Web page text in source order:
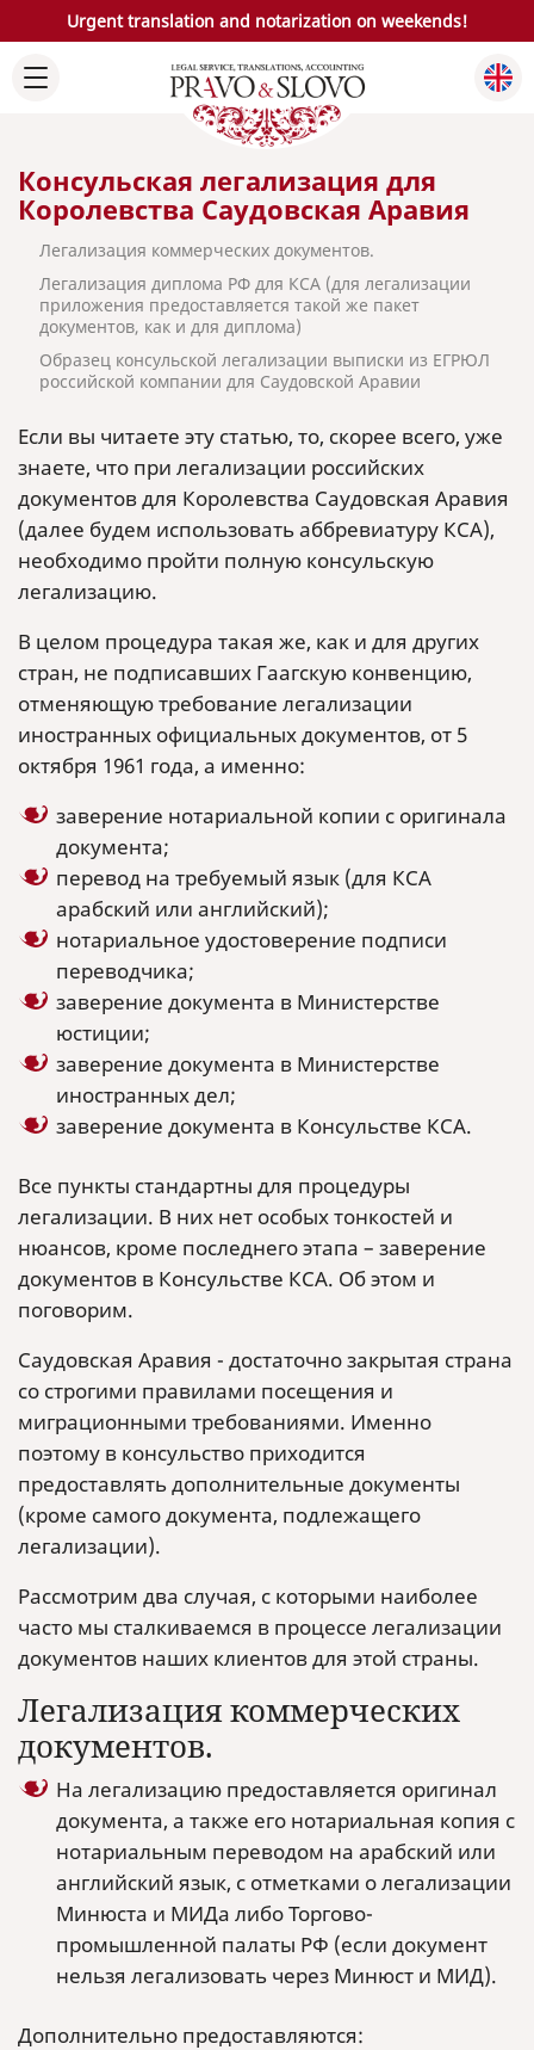
Urgent translation and notarization on weekends!
Консульская легализация для
Королевства Саудовская Аравия
Легализация коммерческих документов.
Легализация диплома РФ для КСА (для легализации
приложения предоставляется такой же пакет
документов, как и для диплома)
Образец консульской легализации выписки из ЕГРЮЛ
российской компании для Саудовской Аравии
Если вы читаете эту статью, то, скорее всего, уже
знаете, что при легализации российских
документов для Королевства Саудовская Аравия
(далее будем использовать аббревиатуру КСА),
необходимо пройти полную консульскую
легализацию.
В целом процедура такая же, как и для других
стран, не подписавших Гаагскую конвенцию,
отменяющую требование легализации
иностранных официальных документов, от 5
октября 1961 года, а именно:
заверение нотариальной копии с оригинала
документа;
перевод на требуемый язык (для КСА
арабский или английский);
нотариальное удостоверение подписи
переводчика;
заверение документа в Министерстве
юстиции;
заверение документа в Министерстве
иностранных дел;
заверение документа в Консульстве КСА.
Все пункты стандартны для процедуры
легализации. В них нет особых тонкостей и
нюансов, кроме последнего этапа – заверение
документов в Консульстве КСА. Об этом и
поговорим.
Саудовская Аравия - достаточно закрытая страна
со строгими правилами посещения и
миграционными требованиями. Именно
поэтому в консульство приходится
предоставлять дополнительные документы
(кроме самого документа, подлежащего
легализации).
Рассмотрим два случая, с которыми наиболее
часто мы сталкиваемся в процессе легализации
документов наших клиентов для этой страны.
Легализация коммерческих
документов.
На легализацию предоставляется оригинал
документа, а также его нотариальная копия с
нотариальным переводом на арабский или
английский язык, с отметками о легализации
Минюста и МИДа либо Торгово-
промышленной палаты РФ (если документ
нельзя легализовать через Минюст и МИД).
Дополнительно предоставляются: